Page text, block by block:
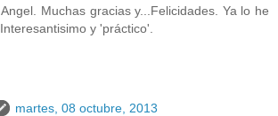
Muchas gracias y...Felicidades. Ya lo he
y 'práctico'.
martes, 08 octubre, 2013